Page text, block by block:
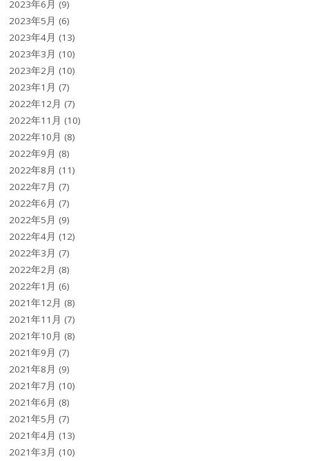
2023年6月 (9)
2023年5月 (6)
2023年4月 (13)
2023年3月 (10)
2023年2月 (10)
2023年1月 (7)
2022年12月 (7)
2022年11月 (10)
2022年10月 (8)
2022年9月 (8)
2022年8月 (11)
2022年7月 (7)
2022年6月 (7)
2022年5月 (9)
2022年4月 (12)
2022年3月 (7)
2022年2月 (8)
2022年1月 (6)
2021年12月 (8)
2021年11月 (7)
2021年10月 (8)
2021年9月 (7)
2021年8月 (9)
2021年7月 (10)
2021年6月 (8)
2021年5月 (7)
2021年4月 (13)
2021年3月 (10)